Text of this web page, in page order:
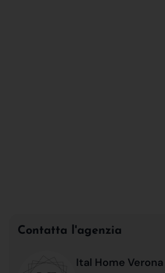
Contatta l'agenzia
Ital Home Verona